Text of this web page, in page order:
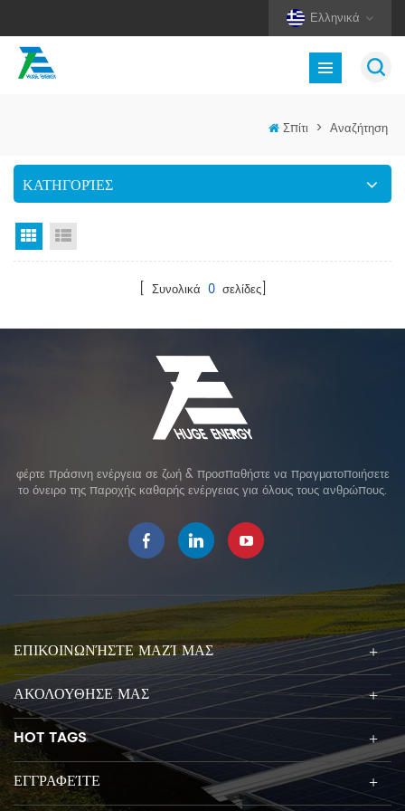
Ελληνικά
Σπίτι > Αναζήτηση
ΚΑΤΗΓΟΡΊΕΣ
Προβολή πλέγματος
[ Συνολικά 0σελίδες]
φέρτε πράσινη ενέργεια σε ζωή & προσπαθήστε να πραγματοποιήσετε
το όνειρο της παροχής καθαρής ενέργειας για όλους τους ανθρώπους.
ΕΠΙΚΟΙΝΩΝΉΣΤΕ ΜΑΖΊ ΜΑΣ
ΑΚΟΛΟΥΘΗΣΕ ΜΑΣ
HOT TAGS
ΕΓΓΡΑΦΕΊΤΕ